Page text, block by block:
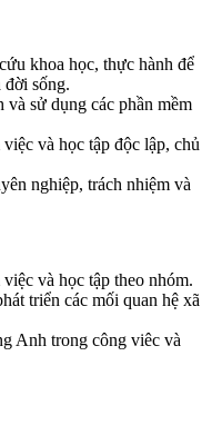
khoa học, thực hành để
đời sống.
sử dụng các phần mềm
và học tập độc lập, chủ
nghiệp, trách nhiệm và
và học tập theo nhóm.
triển các mối quan hệ xã
Anh trong công viêc và